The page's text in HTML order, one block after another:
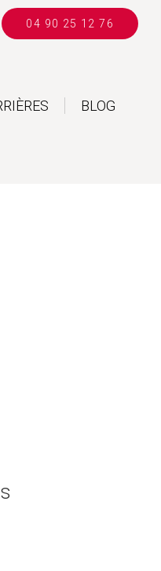
04 90 25 12 76
BLOG